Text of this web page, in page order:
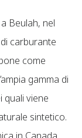
Beulah, nel
carburante
come
gamma di
quali viene
sintetico.